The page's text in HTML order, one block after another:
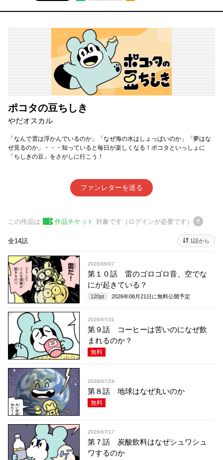
ポコタの豆ちしき
やだオスカル
「なんで雲は浮かんでいるのか」「なぜ海の水はしょっぱいのか」「夢はな
ぜ見るのか」・・・知っていると毎日が楽しくなる！ポコタといっしょに
「ちしきの豆」をさがしに行こう！
ファンレターを送る
この作品は 作品チケット 対象です（ログインが必要です）
全14話 1話から
2026/08/07
第１０話 雷のゴロゴロ音、空でな
にが起きている？
120pt 2026年08月21日 に無料公開予定
2026/07/31
第９話 コーヒーは苦いのになぜ飲
まれるのか？
無料
2026/07/24
第８話 地球はなぜ丸いのか
無料
2026/07/17
第７話 炭酸飲料はなぜシュワシュ
ワするのか